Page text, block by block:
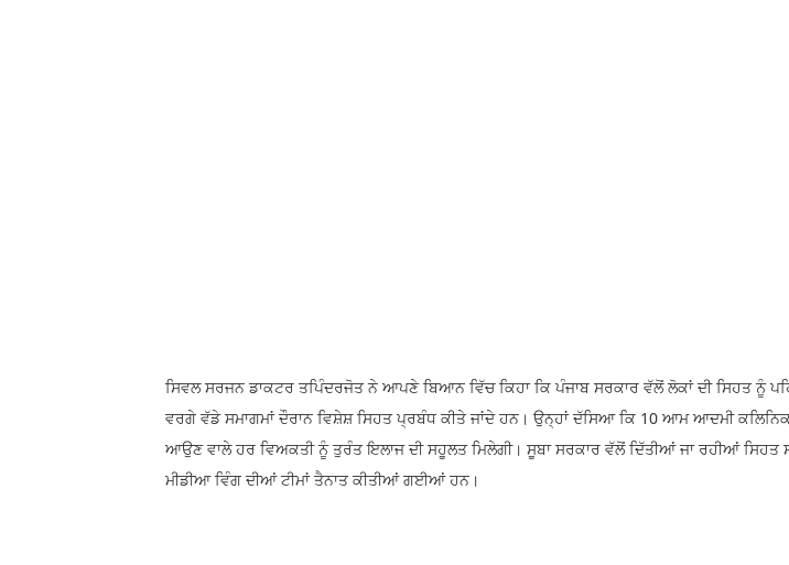
ਸਿਵਲ ਸਰਜਨ ਡਾਕਟਰ ਤਪਿੰਦਰਜੋਤ ਨੇ ਆਪਣੇ ਬਿਆਨ ਵਿੱਚ ਕਿਹਾ ਕਿ ਪੰਜਾਬ ਸਰਕਾਰ ਵੱਲੋਂ ਲੋਕਾਂ ਦੀ ਸਿਹਤ ਨੂੰ
ਵਰਗੇ ਵੱਡੇ ਸਮਾਗਮਾਂ ਦੌਰਾਨ ਵਿਸ਼ੇਸ਼ ਸਿਹਤ ਪ੍ਰਬੰਧ ਕੀਤੇ ਜਾਂਦੇ ਹਨ। ਉਨ੍ਹਾਂ ਦੱਸਿਆ ਕਿ 10 ਆਮ ਆਦਮੀ
ਆਉਣ ਵਾਲੇ ਹਰ ਵਿਅਕਤੀ ਨੂੰ ਤੁਰੰਤ ਇਲਾਜ ਦੀ ਸਹੂਲਤ ਮਿਲੇਗੀ। ਸੂਬਾ ਸਰਕਾਰ ਵੱਲੋਂ ਦਿੱਤੀਆਂ ਜਾ ਰਹੀਆਂ ਸਿਹਤ
ਮੀਡੀਆ ਵਿੰਗ ਦੀਆਂ ਟੀਮਾਂ ਤੈਨਾਤ ਕੀਤੀਆਂ ਗਈਆਂ ਹਨ।